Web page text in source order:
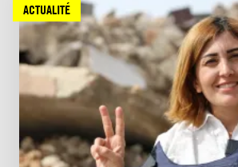
ACTUALITÉ